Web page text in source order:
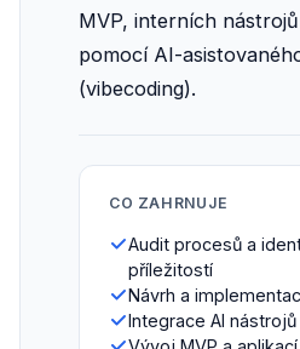
MVP, interních
pomocí AI-
(vibecoding).
CO ZAHRNUJE
Audit procesů a
příležitostí
Návrh a
Integrace AI